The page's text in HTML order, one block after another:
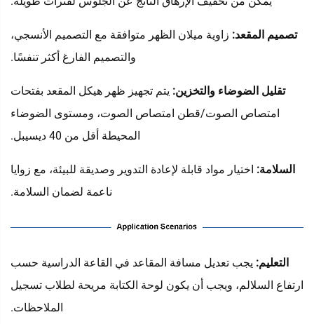
تصميم المقعد: زاوية ميلان الظهر متوافقة مع التصميم الأنسجي،
والتصميم الفارغ أكثر تنفسًا.
تقليل الضوضاء والتخزين: يتم تجهيز ظهر هيكل المقعد بفتحات
امتصاص الصوت/قطن امتصاص الصوت، ومستوى الضوضاء
المحيطة أقل من 40 ديسيبل.
السلامة: اختيار مواد قابلة لإعادة التدوير وصديقة للبيئة، مع زوايا
ناعمة لضمان السلامة.
التعليم‌: يجب تعديل مسافة المقاعد في القاعة الدراسية حسب
ارتفاع السلالم، ويجب أن يكون لوحة الكتابة مريحة لطلاب تسجيل
الملاحظات.